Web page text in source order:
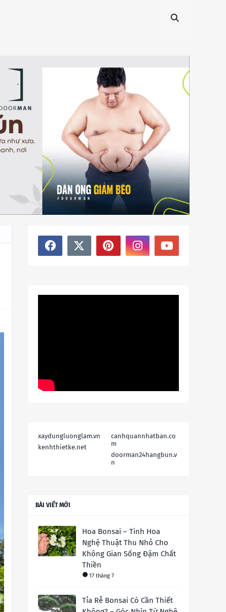
xaydungluonglam.vn
canhquannhatban.co
m
kenhthietke.net
doorman24hangbun.v
n
BÀI VIẾT MỚI
Hoa Bonsai – Tinh Hoa
Nghệ Thuật Thu Nhỏ Cho
Không Gian Sống Đậm Chất
Thiền
17 tháng 7
Tỉa Rễ Bonsai Có Cần Thiết